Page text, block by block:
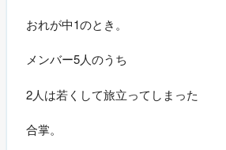
おれが中1のとき。
メンバー5人のうち
2人は若くして旅立ってしまった
合掌。